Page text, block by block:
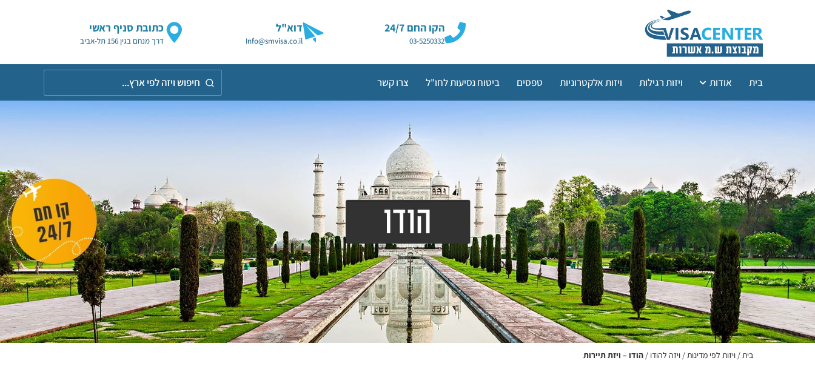
הקו החם 24/7
03-5250332
דוא"ל
Info@smvisa.co.il
כתובת סניף ראשי
דרך מנחם בגין 156 תל-אביב
בית אודות ויזות רגילות ויזות אלקטרוניות טפסים ביטוח נסיעות לחו"ל צרו קשר
חיפוש
ויזה
לפי
אר
בית/ ויזות לפי מדינות/ ויזה להודו / הודו – ויזת תיירות